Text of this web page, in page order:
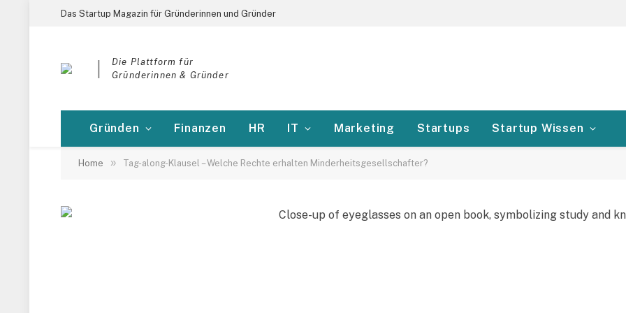
Das Startup Magazin für Gründerinnen und Gründer
Die Plattform für
Gründerinnen & Gründer
Gründen Finanzen HR IT Marketing Startups Startup Wissen
Home » Tag-along-Klausel – Welche Rechte erhalten Minderheitsgesellschafter?